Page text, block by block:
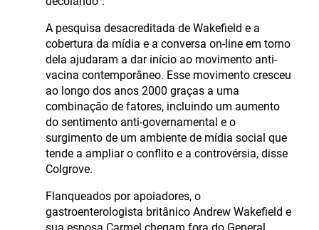
A pesquisa desacreditada de Wakefield e a
cobertura da mídia e a conversa on-line em torno
dela ajudaram a dar início ao movimento anti-
vacina contemporâneo. Esse movimento cresceu
ao longo dos anos 2000 graças a uma
combinação de fatores, incluindo um aumento
do sentimento anti-governamental e o
surgimento de um ambiente de mídia social que
tende a ampliar o conflito e a controvérsia, disse
Colgrove.
Flanqueados por apoiadores, o
gastroenterologista britânico Andrew Wakefield e